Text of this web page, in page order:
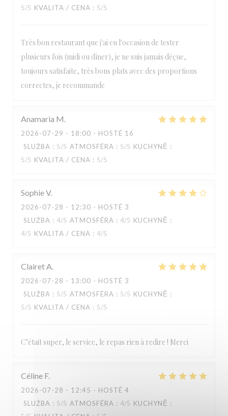
5/5 KVALITA / CENA : 5/5
Très bon restaurant que j'ai eu l'occasion de tester
plusieurs fois (midi ou dîner), je ne suis jamais déçue,
toujours satisfaite, très bons plats avec des proportions
correctes, je recommande
Anamaria M
2026-07-29 - 18:00 - HOSTÉ 16
SLUŽBA : 5/5 ATMOSFÉRA : 5/5 KUCHYNĚ :
5/5 KVALITA / CENA : 5/5
SophieV
2026-07-28 - 12:30 - HOSTÉ 3
SLUŽBA : 4/5 ATMOSFÉRA : 4/5 KUCHYNĚ :
4/5 KVALITA / CENA : 4/5
ClairetA
2026-07-28 - 13:00 - HOSTÉ 3
SLUŽBA : 5/5 ATMOSFÉRA : 5/5 KUCHYNĚ :
5/5 KVALITA / CENA : 5/5
C’était super, le service, le repas rien à redire ! Merci
Céline F
2026-07-28 - 12:45 - HOSTÉ 4
SLUŽBA : 5/5 ATMOSFÉRA : 4/5 KUCHYNĚ :
Paulette